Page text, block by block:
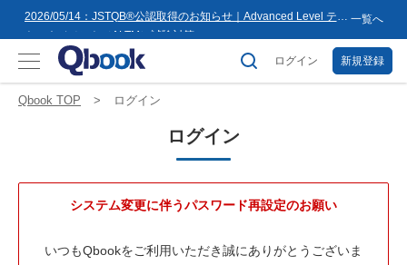
8月16日(日)まで
2026/05/14：JSTQB®公認取得のお知らせ｜Advanced Level テス
トマネジメント（ALTM）試験対策...
2026/03/02：バルテス・ホールディングス グループ内事業再編
に伴うサービス提供会社変更のお知らせ
2026/02/09：【重要】「テス友」システムメンテナンスのお知ら
せ
「テストマネージャー」を公開
2025/12/11：Qbook 会員数4万人突破！＆サイトリニューアルの
2025/08/08：【重要】「テス友」システムメンテナンスのお知ら
せ
2025/02/19：【重要】システム変更に伴うメンテナンス作業のお
8月16日(日)まで
一覧へ
ログイン 新規登録
Qbook TOP ログイン
ログイン
システム変更に伴うパスワード再設定のお願い
いつもQbookをご利用いただき誠にありがとうございま